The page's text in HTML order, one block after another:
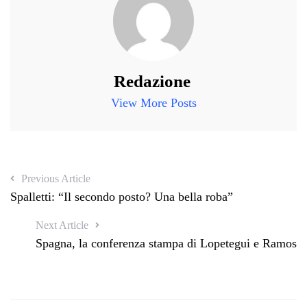
Redazione
View More Posts
Previous Article
Spalletti: “Il secondo posto? Una bella roba”
Next Article
Spagna, la conferenza stampa di Lopetegui e Ramos